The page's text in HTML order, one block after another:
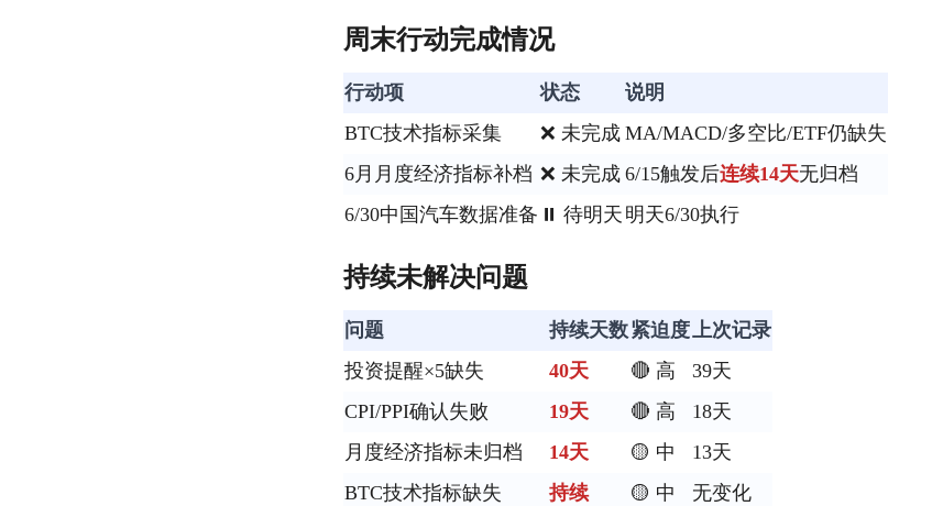
周末行动完成情况
行动项 状态
说明
BTC技术指标采集
❌ 未完成 MA/MACD/多空比/ETF仍缺失
6月月度经济指标补档 ❌ 未完成 6/15触发后连续14天无归档
6/30中国汽车数据准备 ⏸️ 待明天 明天6/30执行
持续未解决问题
问题 持续天数紧迫度上次记录
投资提醒×5缺失
40天 🔴 高
39天
CPI/PPI确认失败
19天 🔴 高
18天
月度经济指标未归档
14天 🟡 中
13天
BTC技术指标缺失
持续 🟡 中
无变化